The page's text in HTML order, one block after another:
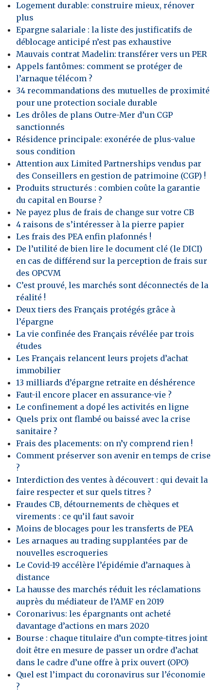
Logement durable: construire mieux, rénover
plus
Epargne salariale : la liste des justificatifs de
déblocage anticipé n’est pas exhaustive
Mauvais contrat Madelin: transférer vers un PER
Appels fantômes: comment se protéger de
l’arnaque télécom ?
34 recommandations des mutuelles de proximité
pour une protection sociale durable
Les drôles de plans Outre-Mer d’un CGP
sanctionnés
Résidence principale: exonérée de plus-value
sous condition
Attention aux Limited Partnerships vendus par
des Conseillers en gestion de patrimoine (CGP) !
Produits structurés : combien coûte la garantie
du capital en Bourse ?
Ne payez plus de frais de change sur votre CB
4 raisons de s’intéresser à la pierre papier
Les frais des PEA enfin plafonnés !
De l’utilité de bien lire le document clé (le DICI)
en cas de différend sur la perception de frais sur
des OPCVM
C’est prouvé, les marchés sont déconnectés de la
réalité !
Deux tiers des Français protégés grâce à
l’épargne
La vie confinée des Français révélée par trois
études
Les Français relancent leurs projets d’achat
immobilier
13 milliards d’épargne retraite en déshérence
Faut-il encore placer en assurance-vie ?
Le confinement a dopé les activités en ligne
Quels prix ont flambé ou baissé avec la crise
sanitaire ?
Frais des placements: on n’y comprend rien !
Comment préserver son avenir en temps de crise
?
Interdiction des ventes à découvert : qui devait la
faire respecter et sur quels titres ?
Fraudes CB, détournements de chèques et
virements : ce qu’il faut savoir
Moins de blocages pour les transferts de PEA
Les arnaques au trading supplantées par de
nouvelles escroqueries
Le Covid-19 accélère l’épidémie d’arnaques à
distance
La hausse des marchés réduit les réclamations
auprès du médiateur de l’AMF en 2019
Coronarivus: les épargnants ont acheté
davantage d’actions en mars 2020
Bourse : chaque titulaire d’un compte-titres joint
doit être en mesure de passer un ordre d’achat
dans le cadre d’une offre à prix ouvert (OPO)
Quel est l’impact du coronavirus sur l’économie
?